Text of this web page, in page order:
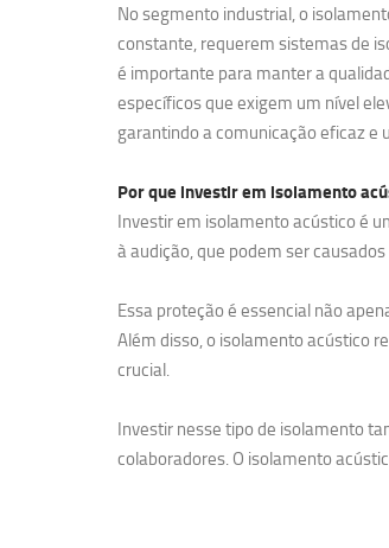
No segmento industrial, o
constante, requerem sistemas de
é importante para manter a
específicos que exigem um nível
garantindo a comunicação eficaz
Por que investir em isolamento
Investir em isolamento acústico é
à audição, que podem ser
Essa proteção é essencial não
Além disso, o isolamento acústico
crucial.
Investir nesse tipo de isolamento
colaboradores. O isolamento